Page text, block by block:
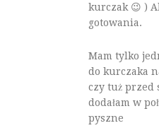
kurczak 😉 )
gotowania.
Mam tylko
do kurczaka
czy tuż przed
dodałam w
pyszne